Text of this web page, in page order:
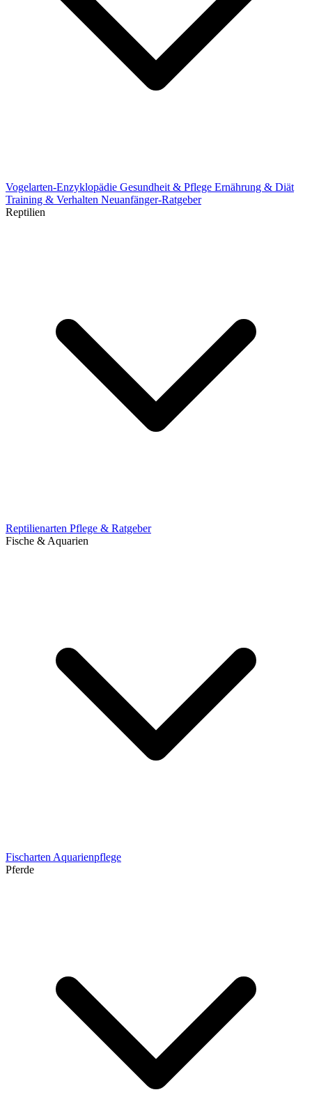
Vogelarten-Enzyklopädie Gesundheit & Pflege Ernährung & Diät
Training & Verhalten Neuanfänger-Ratgeber
Reptilien
Reptilienarten Pflege & Ratgeber
Fische & Aquarien
Fischarten Aquarienpflege
Pferde